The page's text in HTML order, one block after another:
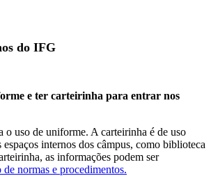
do IFG
e ter carteirinha para entrar nos
o uso de uniforme. A carteirinha é de uso
internos dos câmpus, como biblioteca
as informações podem ser
normas e procedimentos.